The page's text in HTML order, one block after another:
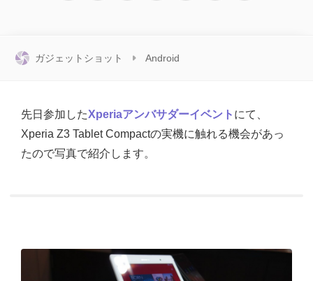
ガジェットショット Android
先日参加したXperiaアンバサダーイベント にて、
Xperia Z3 Tablet Compactの実機に触れる機会があっ
たので写真で紹介します。